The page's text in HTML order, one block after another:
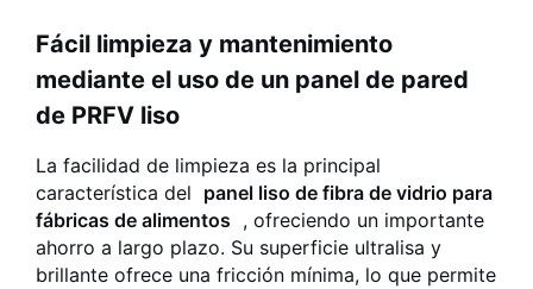
Fácil limpieza y mantenimiento
mediante el uso de un panel de pared
de PRFV liso
La facilidad de limpieza es la principal
característica del panel liso de fibra de vidrio para
fábricas de alimentos , ofreciendo un importante
ahorro a largo plazo. Su superficie ultralisa y
brillante ofrece una fricción mínima, lo que permite